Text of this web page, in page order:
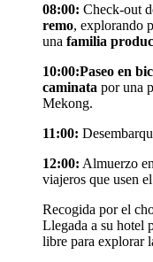
08:00: Check-out
remo, explorando
una familia
10:00:Paseo en
caminata por una
Mekong.
11:00:
12:00: Almuerzo
viajeros que usen
Recogida por el
Llegada a su hotel
libre para explorar